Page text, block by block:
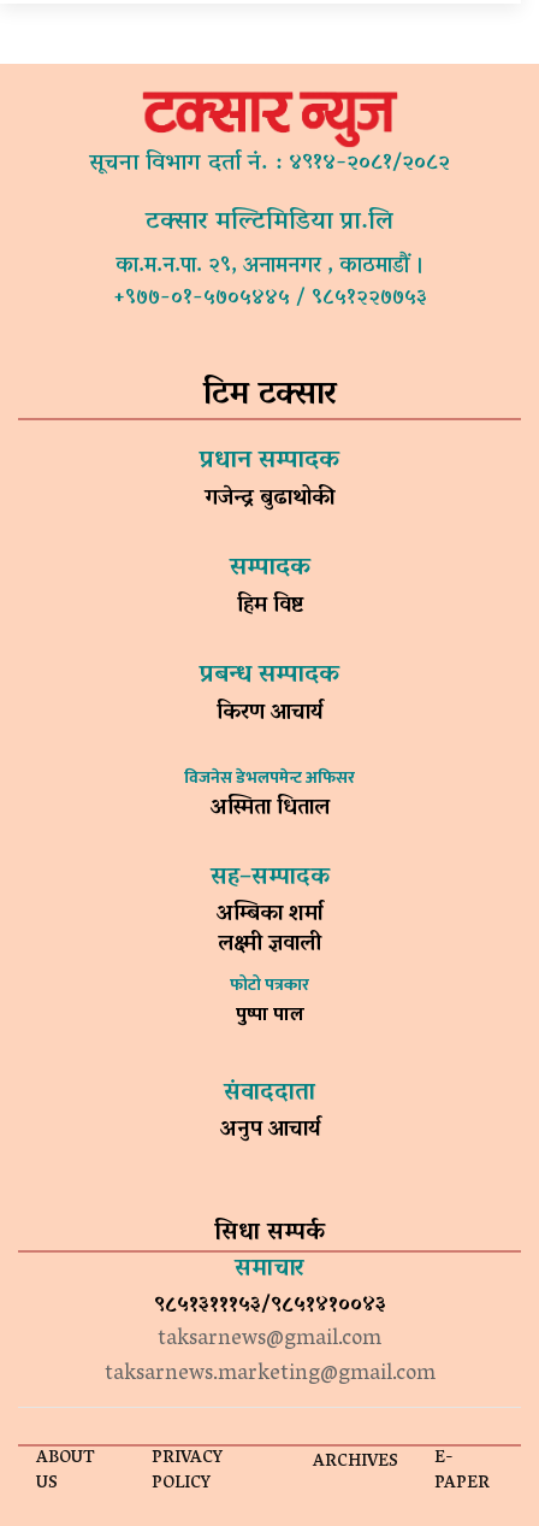
सूचना विभाग दर्ता नं. : ४९१४-२०८१/२०८२
टक्सार मल्टिमिडिया प्रा.लि
का.म.न.पा. २९, अनामनगर , काठमाडौं ।
+९७७-०१-५७०५४४५ / ९८५१२२७७५३
टिम टक्सार
प्रधान सम्पादक
गजेन्द्र बुढाथोकी
सम्पादक
हिम विष्ट
प्रबन्ध सम्पादक
किरण आचार्य
विजनेस डेभलपमेन्ट अफिसर
अस्मिता धिताल
सह–सम्पादक
अम्बिका शर्मा
लक्ष्मी ज्ञवाली
फोटो पत्रकार
पुष्पा पाल
संवाददाता
अनुप आचार्य
सिधा सम्पर्क
समाचार
९८५१३१११५३/९८५१४१००४३
taksarnews@gmail.com
taksarnews.marketing@gmail.com
ABOUT
US
PRIVACY
POLICY
ARCHIVES E-
PAPER